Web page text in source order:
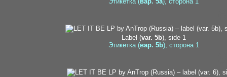
Label (var. 5b), side 1
Этикетка (вар. 5b), сторона 1